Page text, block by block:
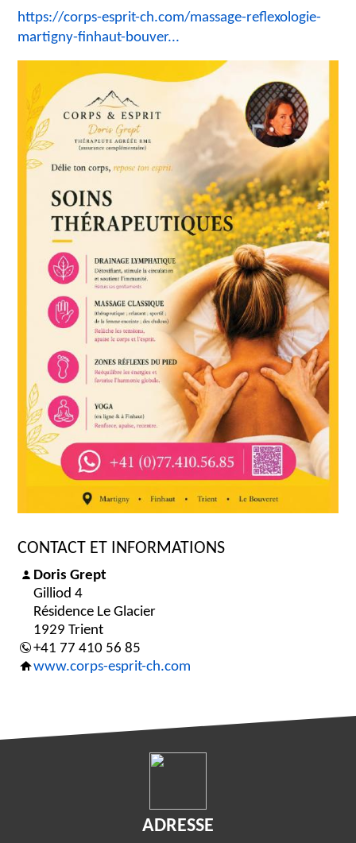
https://corps-esprit-ch.com/massage-reflexologie-
martigny-finhaut-bouver...
CONTACT ET INFORMATIONS
Doris Grept
Gilliod 4
Résidence Le Glacier
1929 Trient
+41 77 410 56 85
www.corps-esprit-ch.com
ADRESSE